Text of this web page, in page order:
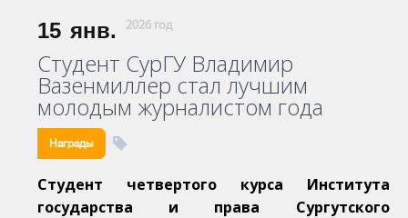
15 янв. 2026 год
Студент СурГУ Владимир
Вазенмиллер стал лучшим
молодым журналистом года
Награды
Студент четвертого курса Института
государства и права Сургутского